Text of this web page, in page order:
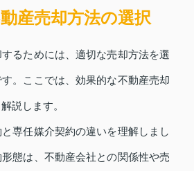
産売却方法の選択
るためには、適切な売却方法を選
。ここでは、効果的な不動産売却
説します。
専任媒介契約の違いを理解しまし
態は、不動産会社との関係性や売